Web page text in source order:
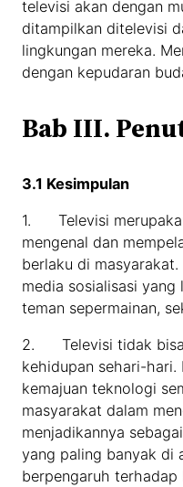
televisi akan dengan
ditampilkan ditelevisi
lingkungan mereka.
dengan kepudaran
Bab III.
3.1 Kesimpulan
1. Televisi
mengenal dan
berlaku di
media sosialisasi yang
teman sepermainan,
2. Televisi tidak bisa
kehidupan sehari-hari.
kemajuan teknologi
masyarakat dalam
menjadikannya
yang paling banyak di
berpengaruh